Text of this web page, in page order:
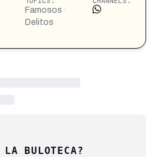
Famosos ·
Delitos
LA BULOTECA?